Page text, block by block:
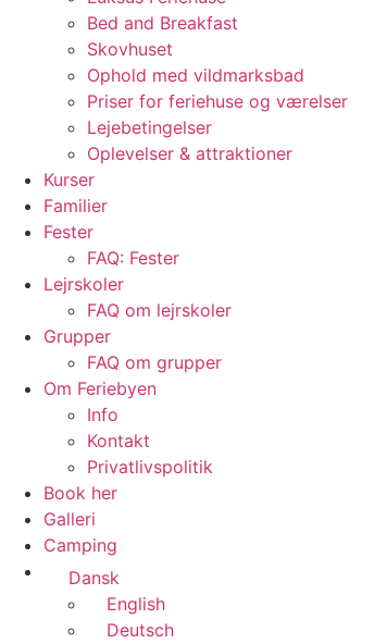
Bed and Breakfast
Skovhuset
Ophold med vildmarksbad
Priser for feriehuse og værelser
Lejebetingelser
Oplevelser & attraktioner
Kurser
Familier
Fester
FAQ: Fester
Lejrskoler
FAQ om lejrskoler
Grupper
FAQ om grupper
Om Feriebyen
Info
Kontakt
Privatlivspolitik
Book her
Galleri
Camping
Dansk
English
Deutsch